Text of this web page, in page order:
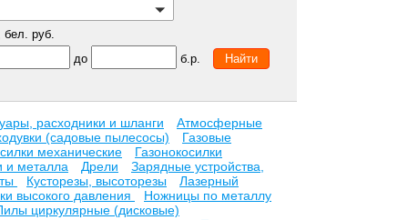
руб.
до б.р.
расходники и шланги
Атмосферные
(садовые пылесосы)
Газовые
механические
Газонокосилки
и металла Дрели
Зарядные устройства,
Кусторезы, высоторезы
Лазерный
высокого давления
Ножницы по металлу
циркулярные (дисковые)